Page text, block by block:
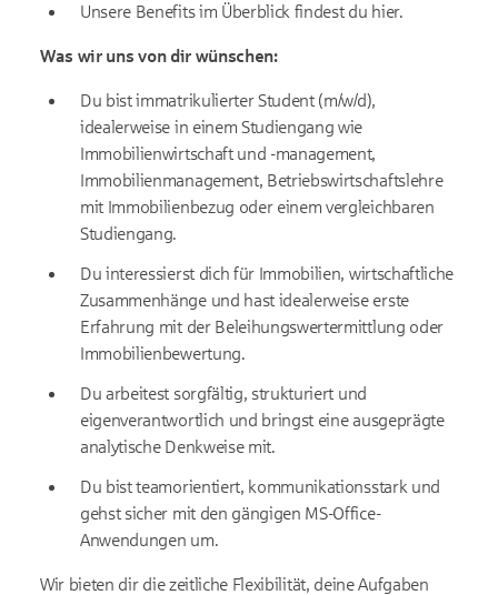
Unsere Benefits im Überblick findest du hier.
Was wir uns von dir wünschen:
Du bist immatrikulierter Student (m/w/d),
idealerweise in einem Studiengang wie
Immobilienwirtschaft und -management,
Immobilienmanagement, Betriebswirtschaftslehre
mit Immobilienbezug oder einem vergleichbaren
Studiengang.
Du interessierst dich für Immobilien, wirtschaftliche
Zusammenhänge und hast idealerweise erste
Erfahrung mit der Beleihungswertermittlung oder
Immobilienbewertung.
Du arbeitest sorgfältig, strukturiert und
eigenverantwortlich und bringst eine ausgeprägte
analytische Denkweise mit.
Du bist teamorientiert, kommunikationsstark und
gehst sicher mit den gängigen MS-Office-
Anwendungen um.
Wir bieten dir die zeitliche Flexibilität, deine Aufgaben